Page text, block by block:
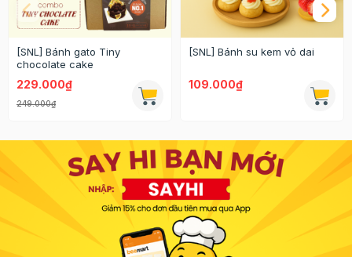
[SNL] Bánh gato Tiny
chocolate cake
229.000₫
249.000₫
[SNL] Bánh su kem vỏ dai
109.000₫